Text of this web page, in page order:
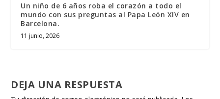
Un niño de 6 años roba el corazón a todo el
mundo con sus preguntas al Papa León XIV en
Barcelona.
11 junio, 2026
DEJA UNA RESPUESTA